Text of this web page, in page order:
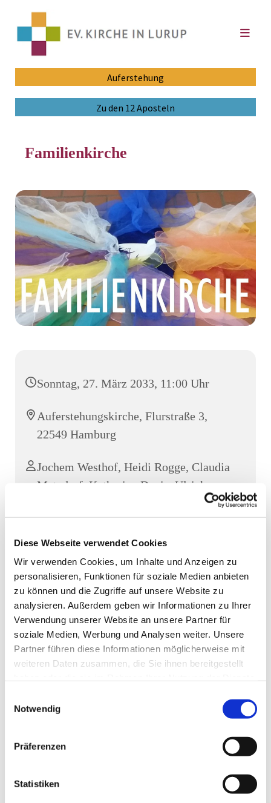
Diese Webseite verwendet Cookies
Wir verwenden Cookies, um Inhalte und Anzeigen zu
personalisieren, Funktionen für soziale Medien anbieten
zu können und die Zugriffe auf unsere Website zu
analysieren. Außerdem geben wir Informationen zu Ihrer
Verwendung unserer Website an unsere Partner für
soziale Medien, Werbung und Analysen weiter. Unsere
Partner führen diese Informationen möglicherweise mit
weiteren Daten zusammen, die Sie ihnen bereitgestellt
Notwendig
Präferenzen
Statistiken
Auferstehung
Zu den 12 Aposteln
Familienkirche
Sonntag, 27. März 2033, 11:00 Uhr
Auferstehungskirche, Flurstraße 3,
22549 Hamburg
Jochem Westhof, Heidi Rogge, Claudia
Metzdorf, Katharina Davis, Ulrich
Der Gottesdienst für Kinder und ihre Eltern, und für die
ganze Gemeinde. Für Klein und Groß zum Verstehen und
Begreifen und mit viel Lebendigkeit.